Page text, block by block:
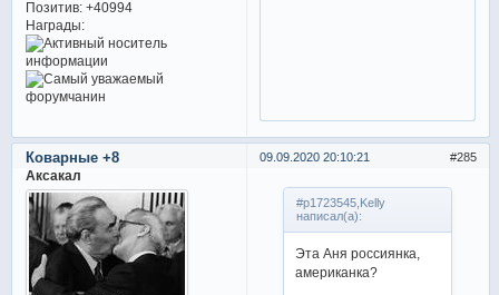
Позитив: +40994
Награды:
285
09.09.2020 20:10:21
Коварные +8
Аксакал
#p1723545,Kelly
написал(а):
Эта Аня россиянка,
американка?